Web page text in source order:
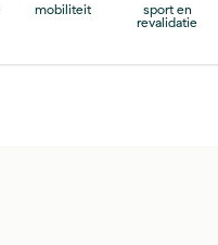
mobiliteit
sport en
revalidatie